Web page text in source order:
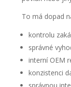
To má dopad
kontrolu
správné
interní OEM
konzistenci